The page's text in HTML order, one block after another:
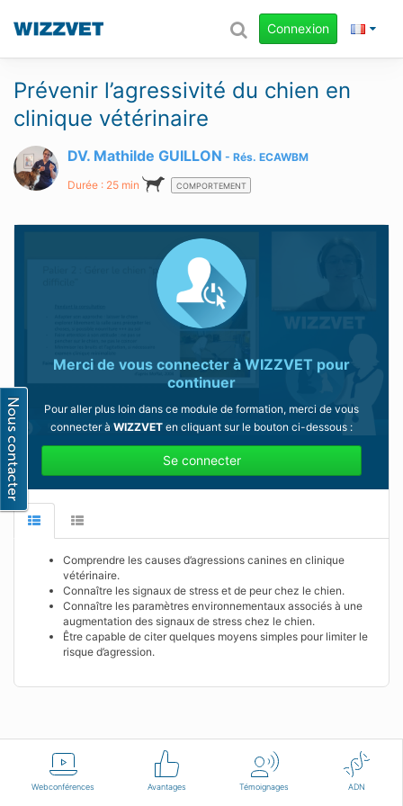
Webconférences Avantages Témoignages ADN
Connexion
Prévenir l’agressivité du chien en
clinique vétérinaire
DV. Mathilde GUILLON Rés. ECAWBM
Durée : 25 min COMPORTEMENT
Merci de vous connecter à WIZZVET pour
continuer
Pour aller plus loin dans ce module de formation, merci de vous
connecter à WIZZVET en cliquant sur le bouton ci-dessous :
Se connecter
Comprendre les causes d’agressions canines en clinique
vétérinaire.
Connaître les signaux de stress et de peur chez le chien.
Connaître les paramètres environnementaux associés à une
augmentation des signaux de stress chez le chien.
Être capable de citer quelques moyens simples pour limiter le
risque d’agression.
Français Conditions d'utilisation Nous contacter